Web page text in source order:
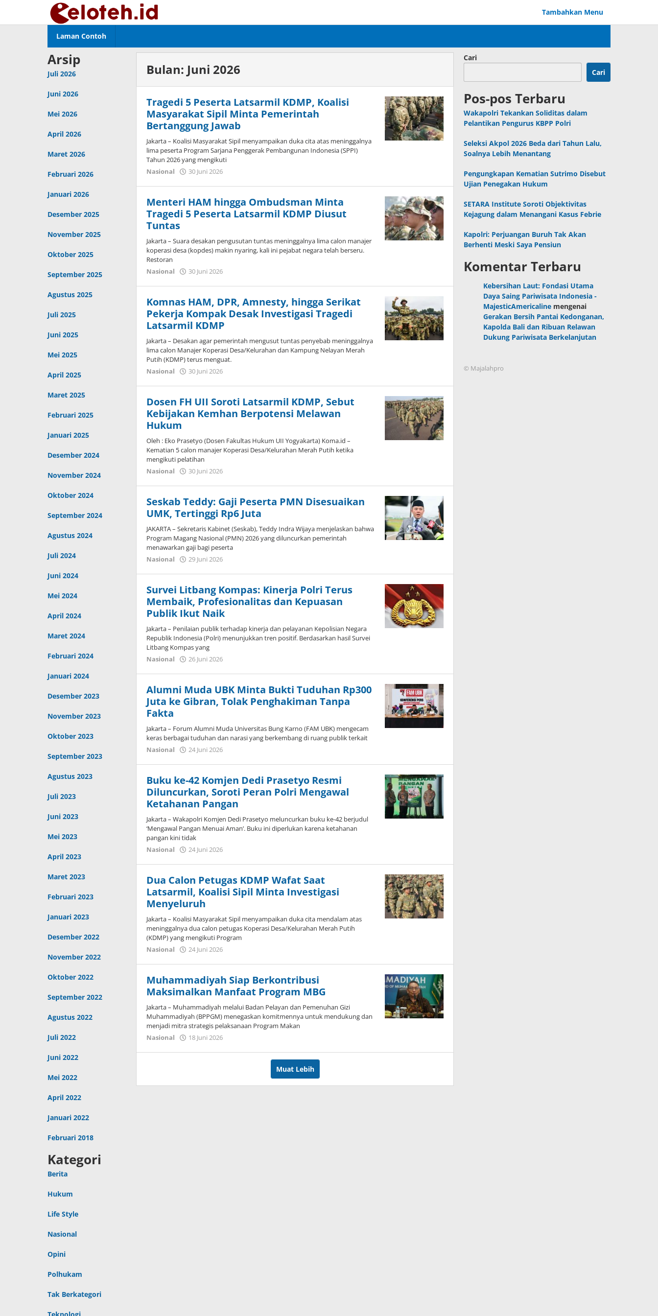
konten
Tambahkan Menu
Laman Contoh
Arsip
Juli 2026
Juni 2026
Mei 2026
April 2026
Maret 2026
Februari 2026
Januari 2026
Desember 2025
November 2025
Oktober 2025
September 2025
Agustus 2025
Juli 2025
Juni 2025
Mei 2025
April 2025
Maret 2025
Februari 2025
Januari 2025
Desember 2024
November 2024
Oktober 2024
September 2024
Agustus 2024
Juli 2024
Juni 2024
Mei 2024
April 2024
Maret 2024
Februari 2024
Januari 2024
Desember 2023
November 2023
Oktober 2023
September 2023
Agustus 2023
Juli 2023
Juni 2023
Mei 2023
April 2023
Maret 2023
Februari 2023
Januari 2023
Desember 2022
November 2022
Oktober 2022
September 2022
Agustus 2022
Juli 2022
Juni 2022
Mei 2022
April 2022
Januari 2022
Februari 2018
Kategori
Berita
Hukum
Life Style
Nasional
Opini
Polhukam
Tak Berkategori
Bulan: Juni 2026
Tragedi 5 Peserta Latsarmil KDMP, Koalisi
Masyarakat Sipil Minta Pemerintah
Bertanggung Jawab
Jakarta – Koalisi Masyarakat Sipil menyampaikan duka cita atas meninggalnya
lima peserta Program Sarjana Penggerak Pembangunan Indonesia (SPPI)
Tahun 2026 yang mengikuti
Nasional
30 Juni 2026
Menteri HAM hingga Ombudsman Minta
Tragedi 5 Peserta Latsarmil KDMP Diusut
Tuntas
Jakarta – Suara desakan pengusutan tuntas meninggalnya lima calon manajer
koperasi desa (kopdes) makin nyaring, kali ini pejabat negara telah berseru.
Restoran
Nasional
30 Juni 2026
Komnas HAM, DPR, Amnesty, hingga Serikat
Pekerja Kompak Desak Investigasi Tragedi
Latsarmil KDMP
Jakarta – Desakan agar pemerintah mengusut tuntas penyebab meninggalnya
lima calon Manajer Koperasi Desa/Kelurahan dan Kampung Nelayan Merah
Putih (KDMP) terus menguat.
Nasional
30 Juni 2026
Dosen FH UII Soroti Latsarmil KDMP, Sebut
Kebijakan Kemhan Berpotensi Melawan
Hukum
Oleh : Eko Prasetyo (Dosen Fakultas Hukum UII Yogyakarta) Koma.id –
Kematian 5 calon manajer Koperasi Desa/Kelurahan Merah Putih ketika
mengikuti pelatihan
Nasional
30 Juni 2026
Seskab Teddy: Gaji Peserta PMN Disesuaikan
UMK, Tertinggi Rp6 Juta
JAKARTA – Sekretaris Kabinet (Seskab), Teddy Indra Wijaya menjelaskan bahwa
Program Magang Nasional (PMN) 2026 yang diluncurkan pemerintah
menawarkan gaji bagi peserta
Nasional
29 Juni 2026
Survei Litbang Kompas: Kinerja Polri Terus
Membaik, Profesionalitas dan Kepuasan
Publik Ikut Naik
Jakarta – Penilaian publik terhadap kinerja dan pelayanan Kepolisian Negara
Republik Indonesia (Polri) menunjukkan tren positif. Berdasarkan hasil Survei
Litbang Kompas yang
Nasional
26 Juni 2026
Alumni Muda UBK Minta Bukti Tuduhan Rp300
Juta ke Gibran, Tolak Penghakiman Tanpa
Fakta
Jakarta – Forum Alumni Muda Universitas Bung Karno (FAM UBK) mengecam
keras berbagai tuduhan dan narasi yang berkembang di ruang publik terkait
Nasional
24 Juni 2026
Buku ke-42 Komjen Dedi Prasetyo Resmi
Diluncurkan, Soroti Peran Polri Mengawal
Ketahanan Pangan
Jakarta – Wakapolri Komjen Dedi Prasetyo meluncurkan buku ke-42 berjudul
‘Mengawal Pangan Menuai Aman’. Buku ini diperlukan karena ketahanan
pangan kini tidak
Nasional
24 Juni 2026
Dua Calon Petugas KDMP Wafat Saat
Latsarmil, Koalisi Sipil Minta Investigasi
Menyeluruh
Jakarta – Koalisi Masyarakat Sipil menyampaikan duka cita mendalam atas
meninggalnya dua calon petugas Koperasi Desa/Kelurahan Merah Putih
(KDMP) yang mengikuti Program
Nasional
24 Juni 2026
Muhammadiyah Siap Berkontribusi
Maksimalkan Manfaat Program MBG
Jakarta – Muhammadiyah melalui Badan Pelayan dan Pemenuhan Gizi
Muhammadiyah (BPPGM) menegaskan komitmennya untuk mendukung dan
menjadi mitra strategis pelaksanaan Program Makan
Nasional
18 Juni 2026
Muat Lebih
Cari
Cari
Pos-pos Terbaru
Wakapolri Tekankan Soliditas dalam
Pelantikan Pengurus KBPP Polri
Seleksi Akpol 2026 Beda dari Tahun Lalu,
Soalnya Lebih Menantang
Pengungkapan Kematian Sutrimo Disebut
Ujian Penegakan Hukum
SETARA Institute Soroti Objektivitas
Kejagung dalam Menangani Kasus Febrie
Kapolri: Perjuangan Buruh Tak Akan
Berhenti Meski Saya Pensiun
Komentar Terbaru
Kebersihan Laut: Fondasi Utama
Daya Saing Pariwisata Indonesia -
MajesticAmericaline mengenai
Gerakan Bersih Pantai Kedonganan,
Kapolda Bali dan Ribuan Relawan
Dukung Pariwisata Berkelanjutan
© Majalahpro